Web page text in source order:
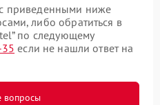
приведенными ниже
либо обратиться в
по следующему
если не нашли ответ на